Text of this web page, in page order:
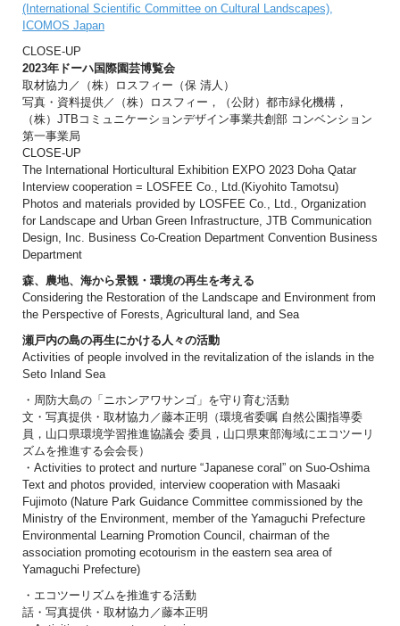
(International Scientific Committee on Cultural Landscapes),
ICOMOS Japan
CLOSE-UP
2023年ドーハ国際園芸博覧会
取材協力／（株）ロスフィー（保 清人）
写真・資料提供／（株）ロスフィー，（公財）都市緑化機構，
（株）JTBコミュニケーションデザイン事業共創部 コンベンション
第一事業局
CLOSE-UP
The International Horticultural Exhibition EXPO 2023 Doha Qatar
Interview cooperation = LOSFEE Co., Ltd.(Kiyohito Tamotsu)
Photos and materials provided by LOSFEE Co., Ltd., Organization
for Landscape and Urban Green Infrastructure, JTB Communication
Design, Inc. Business Co-Creation Department Convention Business
Department
森、農地、海から景観・環境の再生を考える
Considering the Restoration of the Landscape and Environment from
the Perspective of Forests, Agricultural land, and Sea
瀬戸内の島の再生にかける人々の活動
Activities of people involved in the revitalization of the islands in the
Seto Inland Sea
・周防大島の「ニホンアワサンゴ」を守り育む活動
文・写真提供・取材協力／藤本正明（環境省委嘱 自然公園指導委
員，山口県環境学習推進協議会 委員，山口県東部海域にエコツーリ
ズムを推進する会会長）
・Activities to protect and nurture “Japanese coral” on Suo-Oshima
Text and photos provided, interview cooperation with Masaaki
Fujimoto (Nature Park Guidance Committee commissioned by the
Ministry of the Environment, member of the Yamaguchi Prefecture
Environmental Learning Promotion Council, chairman of the
association promoting ecotourism in the eastern sea area of
Yamaguchi Prefecture)
・エコツーリズムを推進する活動
話・写真提供・取材協力／藤本正明